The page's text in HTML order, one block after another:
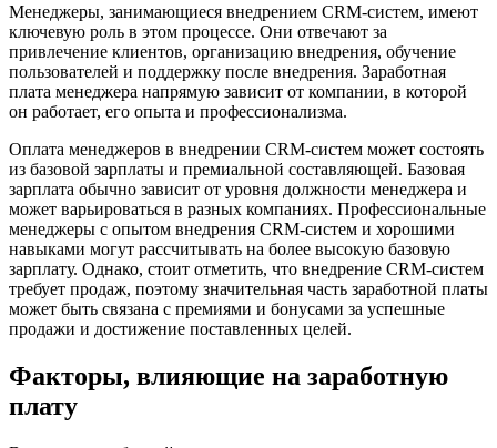
Менеджеры, занимающиеся внедрением CRM-систем, имеют
ключевую роль в этом процессе. Они отвечают за
привлечение клиентов, организацию внедрения, обучение
пользователей и поддержку после внедрения. Заработная
плата менеджера напрямую зависит от компании, в которой
он работает, его опыта и профессионализма.
Оплата менеджеров в внедрении CRM-систем может состоять
из базовой зарплаты и премиальной составляющей. Базовая
зарплата обычно зависит от уровня должности менеджера и
может варьироваться в разных компаниях. Профессиональные
менеджеры с опытом внедрения CRM-систем и хорошими
навыками могут рассчитывать на более высокую базовую
зарплату. Однако, стоит отметить, что внедрение CRM-систем
требует продаж, поэтому значительная часть заработной платы
может быть связана с премиями и бонусами за успешные
продажи и достижение поставленных целей.
Факторы, влияющие на заработную
плату